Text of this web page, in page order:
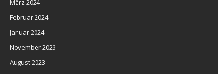
März 2024
Februar 2024
Januar 2024
November 2023
August 2023